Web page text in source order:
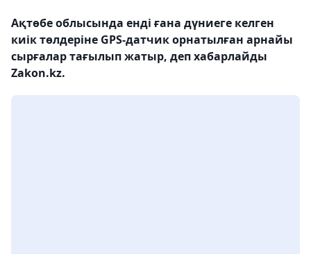
Ақтөбе облысында енді ғана дүниеге келген
киік төлдеріне GPS-датчик орнатылған арнайы
сырғалар тағылып жатыр, деп хабарлайды
Zakon.kz.